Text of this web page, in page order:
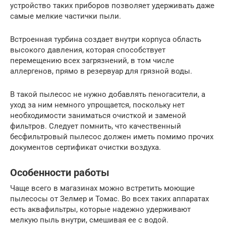
устройство таких приборов позволяет удерживать даже
самые мелкие частички пыли.
Встроенная турбина создает внутри корпуса область
высокого давления, которая способствует
перемещению всех загрязнений, в том числе
аллергенов, прямо в резервуар для грязной воды.
В такой пылесос не нужно добавлять пеногасители, а
уход за ним немного упрощается, поскольку нет
необходимости заниматься очисткой и заменой
фильтров. Следует помнить, что качественный
бесфильтровый пылесос должен иметь помимо прочих
документов сертификат очистки воздуха.
Особенности работы
Чаще всего в магазинах можно встретить моющие
пылесосы от Зелмер и Томас. Во всех таких аппаратах
есть аквафильтры, которые надежно удерживают
мелкую пыль внутри, смешивая ее с водой.